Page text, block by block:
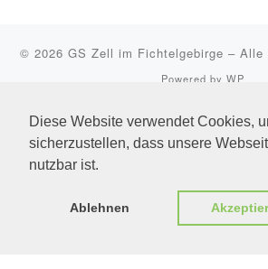
Diese Website verwendet Cookies,
sicherzustellen, dass unsere
nutzbar ist.
Ablehnen
© 2026 GS Zell im Fichtelgebirge – Alle
Powered by WP